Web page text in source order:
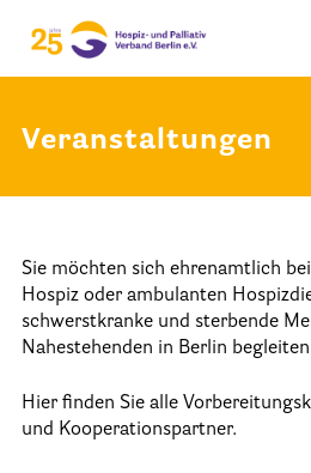
Start
Selbstverständnis
Satzung des HPV
Mitgliedschaft im
Vorstand des
Veranstaltungen
Sie möchten sich ehrenamtlich
Hospiz oder ambulanten
schwerstkranke und sterbende
Nahestehenden in Berlin
Hier finden Sie alle
und Kooperationspartner.